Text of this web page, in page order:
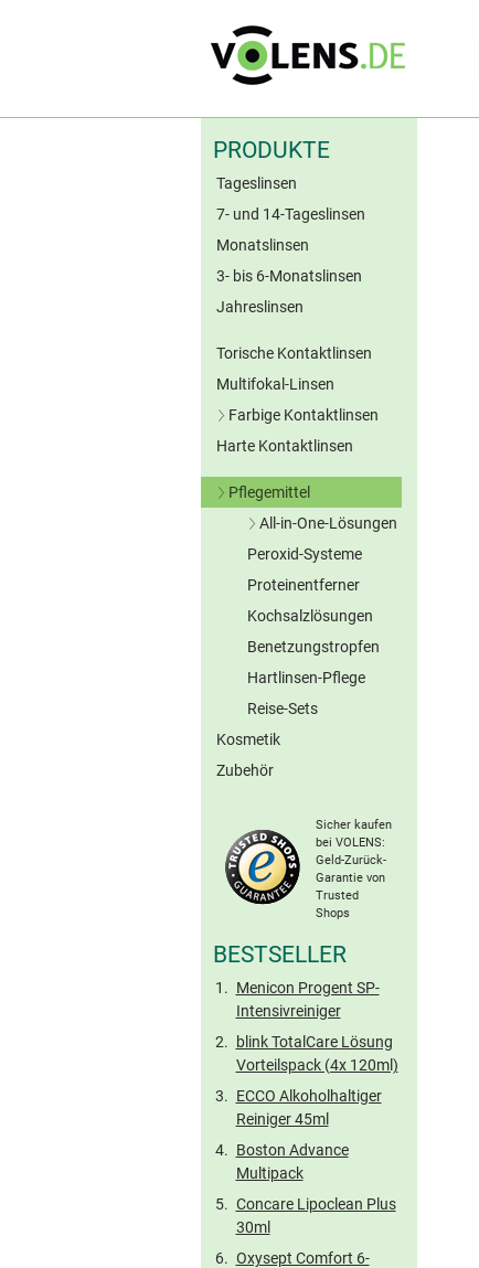
PRODUKTE
Tageslinsen
7- und 14-Tageslinsen
Monatslinsen
3- bis 6-Monatslinsen
Jahreslinsen
Torische Kontaktlinsen
Multifokal-Linsen
Farbige Kontaktlinsen
Blaue Kontaktlinsen
Grüne Kontaktlinsen
Graue Kontaktlinsen
Braune Kontaktlinsen
Sonstige Farblinsen
Harte Kontaktlinsen
Pflegemittel
All-in-One-Lösungen
Ohne Konserv.
Peroxid-Systeme
Proteinentferner
Kochsalzlösungen
Benetzungstropfen
Hartlinsen-Pflege
Reise-Sets
Kosmetik
Zubehör
Sicher kaufen
bei VOLENS:
Geld-Zurück-
Garantie von
Trusted
Shops
BESTSELLER
Menicon Progent SP-
Intensivreiniger
blink TotalCare Lösung
Vorteilspack (4x 120ml)
ECCO Alkoholhaltiger
Reiniger 45ml
Boston Advance
Multipack
Concare Lipoclean Plus
30ml
Oxysept Comfort 6-